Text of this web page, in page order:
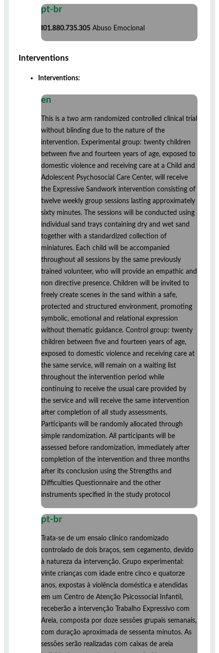
pt-br
I01.880.735.305 Abuso Emocional
Interventions
Interventions:
en
This is a two arm randomized controlled clinical trial
without blinding due to the nature of the
intervention. Experimental group: twenty children
between five and fourteen years of age, exposed to
domestic violence and receiving care at a Child and
Adolescent Psychosocial Care Center, will receive
the Expressive Sandwork intervention consisting of
twelve weekly group sessions lasting approximately
sixty minutes. The sessions will be conducted using
individual sand trays containing dry and wet sand
together with a standardized collection of
miniatures. Each child will be accompanied
throughout all sessions by the same previously
trained volunteer, who will provide an empathic and
non directive presence. Children will be invited to
freely create scenes in the sand within a safe,
protected and structured environment, promoting
symbolic, emotional and relational expression
without thematic guidance. Control group: twenty
children between five and fourteen years of age,
exposed to domestic violence and receiving care at
the same service, will remain on a waiting list
throughout the intervention period while
continuing to receive the usual care provided by
the service and will receive the same intervention
after completion of all study assessments.
Participants will be randomly allocated through
simple randomization. All participants will be
assessed before randomization, immediately after
completion of the intervention and three months
after its conclusion using the Strengths and
Difficulties Questionnaire and the other
instruments specified in the study protocol
pt-br
Trata-se de um ensaio clínico randomizado
controlado de dois braços, sem cegamento, devido
à natureza da intervenção. Grupo experimental:
vinte crianças com idade entre cinco e quatorze
anos, expostas à violência doméstica e atendidas
em um Centro de Atenção Psicossocial Infantil,
receberão a intervenção Trabalho Expressivo com
Areia, composta por doze sessões grupais semanais,
com duração aproximada de sessenta minutos. As
sessões serão realizadas com caixas de areia